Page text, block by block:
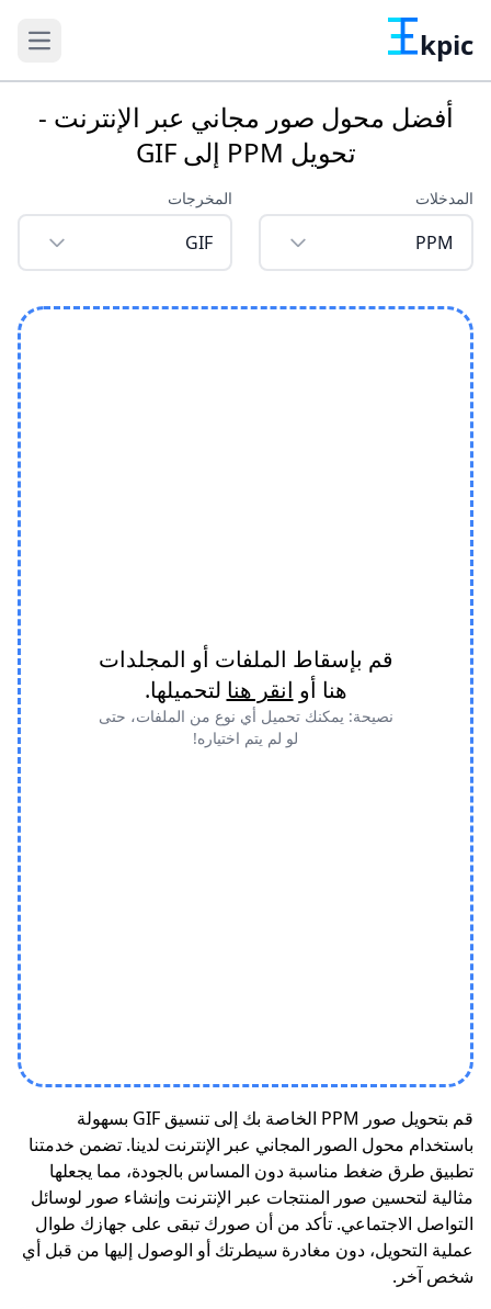
kpic
أفضل محول صور مجاني عبر الإنترنت -
تحويل PPM إلى GIF
المدخلات
PPM
المخرجات
GIF
قم بإسقاط الملفات أو المجلدات
هنا أو انقر هنا لتحميلها.
نصيحة: يمكنك تحميل أي نوع من الملفات، حتى
لو لم يتم اختياره!
قم بتحويل صور PPM الخاصة بك إلى تنسيق GIF بسهولة
باستخدام محول الصور المجاني عبر الإنترنت لدينا. تضمن خدمتنا
تطبيق طرق ضغط مناسبة دون المساس بالجودة، مما يجعلها
مثالية لتحسين صور المنتجات عبر الإنترنت وإنشاء صور لوسائل
التواصل الاجتماعي. تأكد من أن صورك تبقى على جهازك طوال
عملية التحويل، دون مغادرة سيطرتك أو الوصول إليها من قبل أي
شخص آخر.